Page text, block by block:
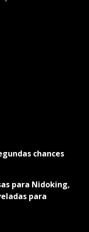
chances
para Nidoking,
para